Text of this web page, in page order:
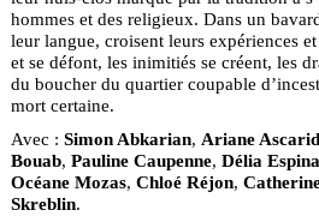
hommes et des religieux. Dans un
leur langue, croisent leurs expériences
et se défont, les inimitiés se créent, les
du boucher du quartier coupable
mort certaine.
Avec : Simon Abkarian, Ariane
Bouab, Pauline Caupenne, Délia
Océane Mozas, Chloé Réjon,
Skreblin.